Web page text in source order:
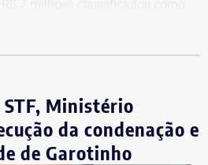
Também aparecem na
uma cobertura declarada por
de mercado dos relógios.
Ministério
da condenação e
de Garotinho